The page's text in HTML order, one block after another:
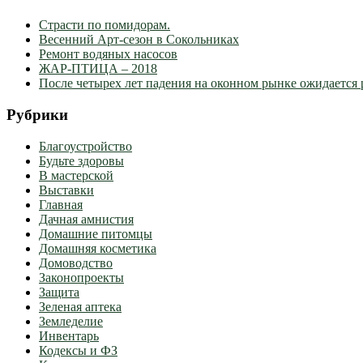
Страсти по помидорам.
Весенний Арт-сезон в Сокольниках
Ремонт водяных насосов
ЖАР-ПТИЦА – 2018
После четырех лет падения на оконном рынке ожидается
Рубрики
Благоустройство
Будьте здоровы
В мастерской
Выставки
Главная
Дачная амнистия
Домашние питомцы
Домашняя косметика
Домоводство
Законопроекты
Защита
Зеленая аптека
Земледелие
Инвентарь
Кодексы и ФЗ